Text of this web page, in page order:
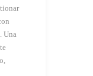
Una